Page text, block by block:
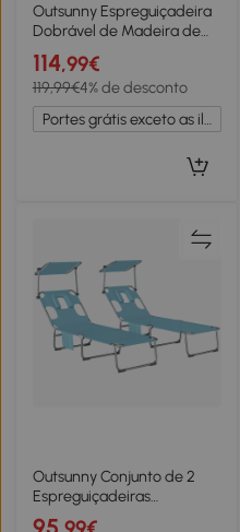
Outsunny Espreguiçadeira
Dobrável de Madeira de
Acácia com Descanso para
os Pés Removível e
Almofada com Apoio de
Cabeça 158x61x70 cm
Bege
114,99€
119,99€4% de desconto
Portes grátis exceto as ilhas
Outsunny Conjunto de 2
Espreguiçadeiras
Dobráveis com Dossel 360°